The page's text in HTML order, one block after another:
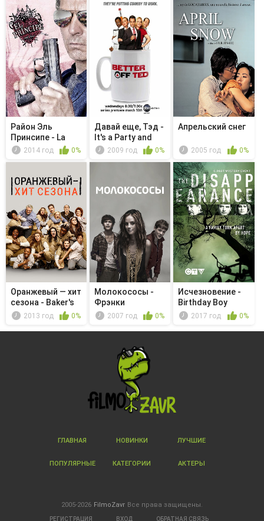
Район Эль
Принсипе - La
jaula de oro
2014 год 0%
Давай еще, Тэд -
It's a Party and
I'l... 2009 год 0%
Апрельский снег
2005 год 0%
Оранжевый — хит
сезона - Baker's
Dozen2013 год 0%
Молокососы -
Фрэнки
2007 год 0%
Исчезновение -
Birthday Boy
2017 год 0%
ГЛАВНАЯ НОВИНКИ ЛУЧШИЕ
ПОПУЛЯРНЫЕ КАТЕГОРИИ АКТЕРЫ
2005-2026 FilmoZavr Все права защищены.
РЕГИСТРАЦИЯ ВХОД ОБРАТНАЯ СВЯЗЬ